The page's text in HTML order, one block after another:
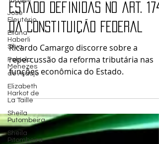
José
Eleutério
Eliana
Haberli
Silva
Fabíola
Menezes
de Araújo
Elizabeth
Harkot de
La Taille
Sheila
Putombeira
Sheila
Pitombeira
funções econômicas do
Estado definidas no art. 174
da Constituição Federal
Ricardo Camargo discorre sobre a
repercussão da reforma tributária nas
funções econômica do Estado.